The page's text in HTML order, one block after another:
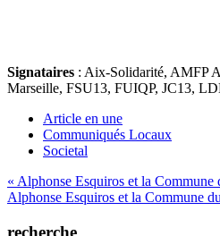
Signataires : Aix-Solidarité, AMFP
Marseille, FSU13, FUIQP, JC13,
Article en une
Communiqués Locaux
Societal
Navigation
de
« Alphonse Esquiros et la Commune
Alphonse Esquiros et la Commune
recherche